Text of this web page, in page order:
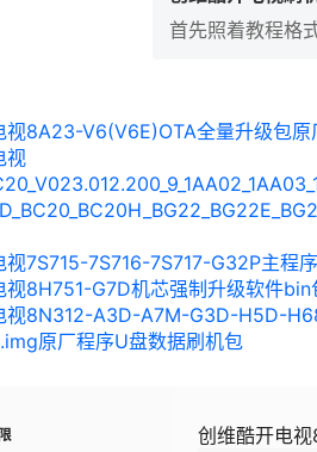
首先照着教程格
视8A23-V6(V6E)OTA全量升级包
视
视7S715-7S716-7S717-G32P主程
视8H751-G7D机芯强制升级软件
视8N312-A3D-A7M-G3D-H5D-
原厂程序U盘数据刷机包
创维酷开电